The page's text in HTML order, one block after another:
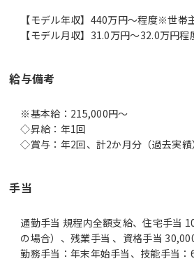
【モデル年収】440万円〜程度※世帯
【モデル月収】31.0万円〜32.0万円程
給与備考
※基本給：215,000円～
◇昇給：年1回
◇賞与：年2回、計2か月分（過去実績
手当
通勤手当 規程内全額支給、住宅手当
の場合）、残業手当 、資格手当
勤務手当：年末年始手当、技能手当